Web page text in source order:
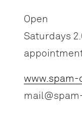
Open
Saturdays
www.spam-